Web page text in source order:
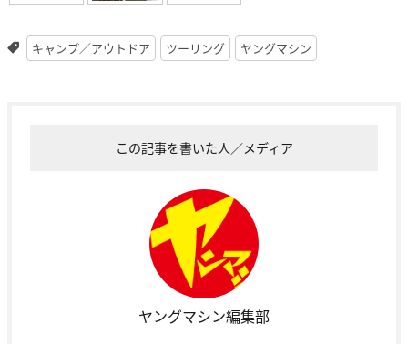
キャンプ／アウトドア ツーリング ヤングマシン
この記事を書いた人／メディア
ヤングマシン編集部